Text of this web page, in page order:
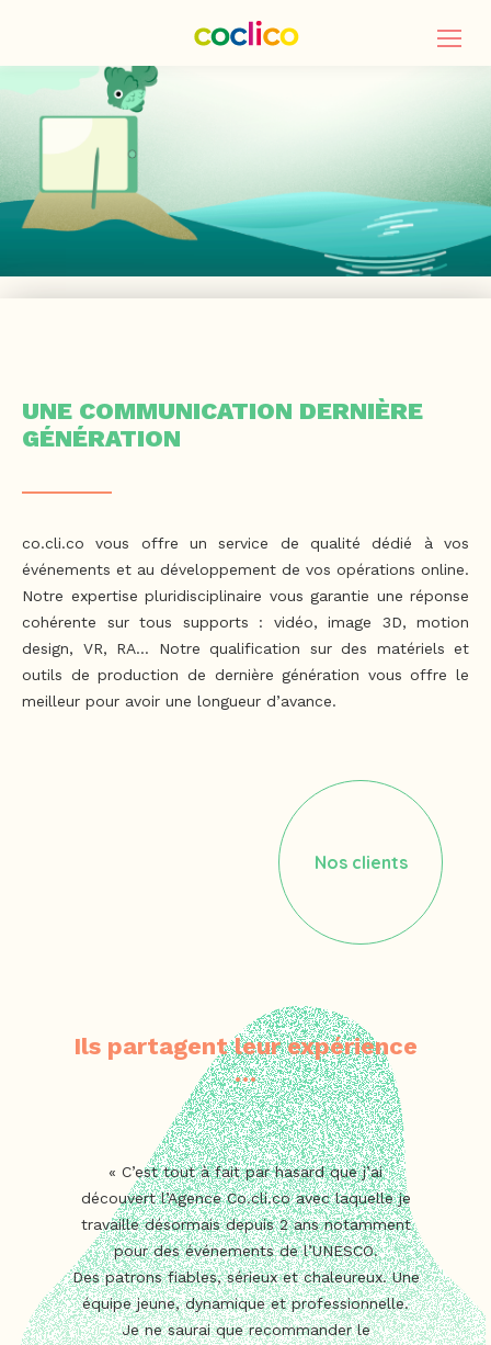
UNE COMMUNICATION DERNIÈRE
GÉNÉRATION
co.cli.co vous offre un service de qualité dédié à vos
événements et au développement de vos opérations online.
Notre expertise pluridisciplinaire vous garantie une réponse
cohérente sur tous supports : vidéo, image 3D, motion
design, VR, RA… Notre qualification sur des matériels et
outils de production de dernière génération vous offre le
meilleur pour avoir une longueur d’avance.
Nos clients
Ils partagent leur expérience
…
« C’est tout à fait par hasard que j’ai
découvert l’Agence Co.cli.co avec laquelle je
travaille désormais depuis 2 ans notamment
pour des événements de l’UNESCO.
Des patrons fiables, sérieux et chaleureux. Une
équipe jeune, dynamique et professionnelle.
Je ne saurai que recommander le